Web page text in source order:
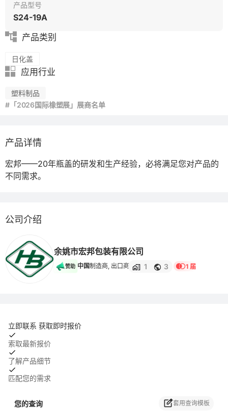
产品型号
S24-19A
产品类别
日化盖
应用行业
塑料制品
#「2026国际橡塑展」展商名单
产品详情
宏邦——20年瓶盖的研发和生产经验，必将满足您对产品的
不同需求。
公司介绍
余姚市宏邦包装有限公司
赞助 中国制造商, 出口商 1 3 1 届
立即联系 获取即时报价
索取最新报价
了解产品细节
匹配您的需求
您的查询 套用查询模板